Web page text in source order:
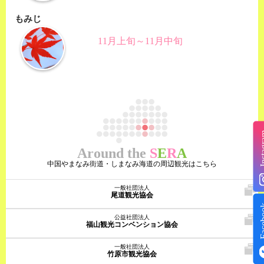
もみじ
11月上旬～11月中旬
Around the SERA
中国やまなみ街道・しまなみ海道の周辺観光はこちら
一般社団法人
尾道観光協会
公益社団法人
福山観光コンベンション協会
一般社団法人
竹原市観光協会